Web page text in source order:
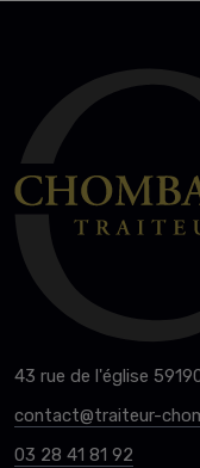
43 rue de l'église
contact@traiteur-
03 28 41 81 92